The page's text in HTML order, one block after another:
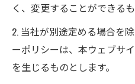
く、変更することができるも
2. 当社が別途定める場合を
ーポリシーは、本ウェブサ
を生じるものとします。